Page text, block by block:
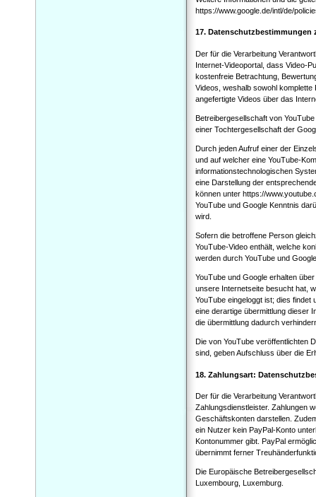
https://www.google.de/intl/de/
17. Datenschutzbestimmungen
Der für die Verarbeitung
Internet-Videoportal, dass Video-
kostenfreie Betrachtung,
Videos, weshalb sowohl
angefertigte Videos über das
Betreibergesellschaft von
einer Tochtergesellschaft der
Durch jeden Aufruf einer der
und auf welcher eine YouTube-
informationstechnologischen
eine Darstellung der
können unter https://
YouTube und Google Kenntnis
wird.
Sofern die betroffene Person
YouTube-Video enthält, welche
werden durch YouTube und
YouTube und Google erhalten
unsere Internetseite besucht hat,
YouTube eingeloggt ist; dies
eine derartige übermittlung dieser
die übermittlung dadurch
Die von YouTube veröffentlichten
sind, geben Aufschluss über die
18. Zahlungsart:
Der für die Verarbeitung
Zahlungsdienstleister. Zahlungen
Geschäftskonten darstellen.
ein Nutzer kein PayPal-Konto
Kontonummer gibt. PayPal
übernimmt ferner
Die Europäische
Luxembourg, Luxemburg.